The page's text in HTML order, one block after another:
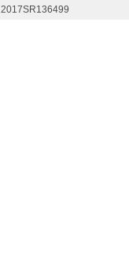
2017SR136499